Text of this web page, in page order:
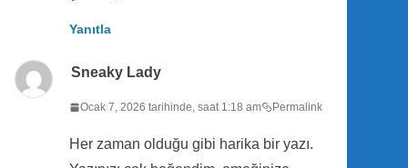
Yanıtla
Sneaky Lady
Ocak 7, 2026 tarihinde, saat 1:18 am Permalink
Her zaman olduğu gibi harika bir yazı.